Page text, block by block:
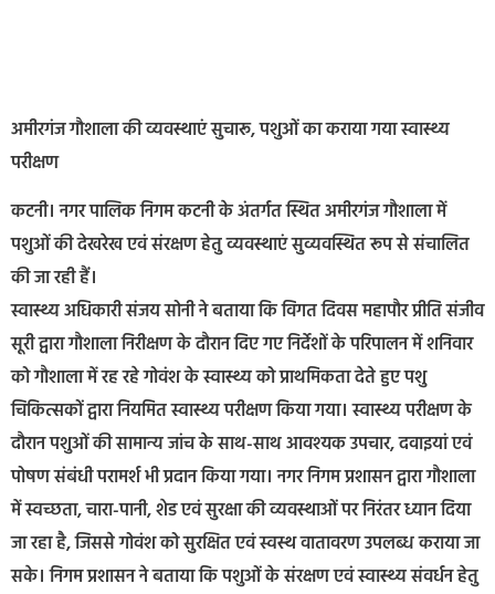
अमीरगंज गौशाला की व्यवस्थाएं सुचारू, पशुओं का कराया गया स्वास्थ्य
परीक्षण
कटनी। नगर पालिक निगम कटनी के अंतर्गत स्थित अमीरगंज गौशाला में
पशुओं की देखरेख एवं संरक्षण हेतु व्यवस्थाएं सुव्यवस्थित रूप से संचालित
की जा रही हैं।
स्वास्थ्य अधिकारी संजय सोनी ने बताया कि विगत दिवस महापौर प्रीति संजीव
सूरी द्वारा गौशाला निरीक्षण के दौरान दिए गए निर्देशों के परिपालन में शनिवार
को गौशाला में रह रहे गोवंश के स्वास्थ्य को प्राथमिकता देते हुए पशु
चिकित्सकों द्वारा नियमित स्वास्थ्य परीक्षण किया गया। स्वास्थ्य परीक्षण के
दौरान पशुओं की सामान्य जांच के साथ-साथ आवश्यक उपचार, दवाइयां एवं
पोषण संबंधी परामर्श भी प्रदान किया गया। नगर निगम प्रशासन द्वारा गौशाला
में स्वच्छता, चारा-पानी, शेड एवं सुरक्षा की व्यवस्थाओं पर निरंतर ध्यान दिया
जा रहा है, जिससे गोवंश को सुरक्षित एवं स्वस्थ वातावरण उपलब्ध कराया जा
सके। निगम प्रशासन ने बताया कि पशुओं के संरक्षण एवं स्वास्थ्य संवर्धन हेतु